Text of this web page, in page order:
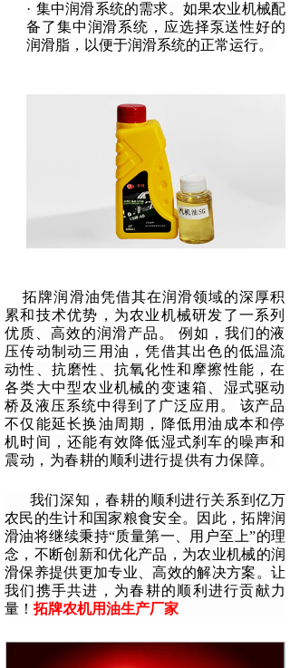
· 集中润滑系统的需求。如果农业机械配
备了集中润滑系统，应选择泵送性好的
润滑脂，以便于润滑系统的正常运行。
拓牌润滑油凭借其在润滑领域的深厚积
累和技术优势，为农业机械研发了一系列
优质、高效的润滑产品。
例如，我们的液
压传动制动三用油，凭借其出色的低温流
动性、抗磨性、抗氧化性和摩擦性能，在
各类大中型农业机械的变速箱、湿式驱动
桥及液压系统中得到了广泛应用。
该产品
不仅能延长换油周期，降低用油成本和停
机时间，还能有效降低湿式刹车的噪声和
震动，为春耕的顺利进行提供有力保障。
我们深知，春耕的顺利进行关系到亿万
农民的生计和国家粮食安全。因此，拓牌润
滑油将继续秉持“质量第一、用户至上”的理
念，不断创新和优化产品，为农业机械的润
滑保养提供更加专业、高效的解决方案。让
我们携手共进，为春耕的顺利进行贡献力
量！ 拓牌农机用油生产厂家